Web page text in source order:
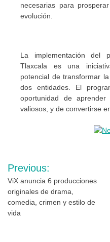
necesarias para
evolución.
La implementación del
Tlaxcala es una
potencial de transformar
dos entidades. El
oportunidad de aprender
valiosos, y de convertirse
Navegación
de
entradas
Previous:
ViX anuncia 6 producciones
originales de drama,
comedia, crimen y estilo de
vida